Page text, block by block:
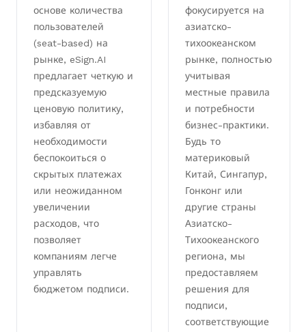
основе количества
пользователей
(seat-based) на
рынке, eSign.AI
предлагает четкую и
предсказуемую
ценовую политику,
избавляя от
необходимости
беспокоиться о
скрытых платежах
или неожиданном
увеличении
расходов, что
позволяет
компаниям легче
управлять
бюджетом подписи.
фокусируется на
азиатско-
тихоокеанском
рынке, полностью
учитывая
местные правила
и потребности
бизнес-практики.
Будь то
материковый
Китай, Сингапур,
Гонконг или
другие страны
Азиатско-
Тихоокеанского
региона, мы
предоставляем
решения для
подписи,
соответствующие